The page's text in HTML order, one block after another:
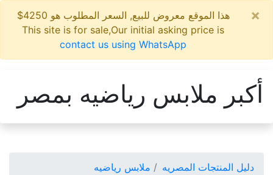
هذا الموقع معروض للبيع, السعر المطلوب هو 4250$
This site is for sale,Our initial asking price is
contact us using WhatsApp
أكبر ملابس رياضيه بمصر
دليل المنتجات المصريه
ملابس رياضيه